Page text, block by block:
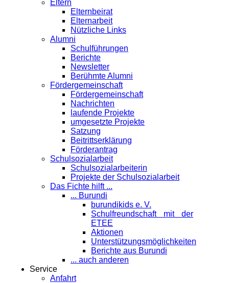
Eltern
Elternbeirat
Elternarbeit
Nützliche Links
Alumni
Schulführungen
Berichte
Newsletter
Berühmte Alumni
Förder­gemeinschaft
Fördergemeinschaft
Nachrichten
laufende Projekte
umgesetzte Projekte
Satzung
Beitrittserklärung
Förderantrag
Schul­sozialarbeit
Schulsozialarbeiterin
Projekte der Schulsozialarbeit
Das Fichte hilft ...
... Burundi
burundikids e. V.
Schulfreundschaft mit der
ETEE
Aktionen
Unterstützungsmöglichkeiten
Berichte aus Burundi
... auch anderen
Service
Anfahrt